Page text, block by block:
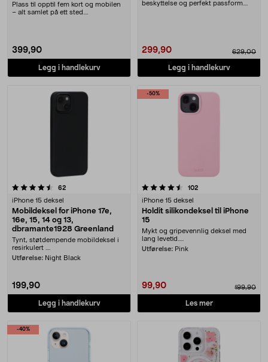
Plass til opptil fem kort og mobilen
– alt samlet på ett sted.
399,90
Legg i handlekurv
beskyttelse og perfekt passform.
299,90 629,00
Legg i handlekurv
62anmeldelser
iPhone 15 deksel
Mobildeksel for iPhone 17e,
16e, 15, 14 og 13,
dbramante1928 Greenland
Tynt, støtdempende mobildeksel i
resirkulert ....
Utførelse: Night Black
199,90
Legg i handlekurv
-50%
4.5 av 5 stjerner 102anmeldelser
iPhone 15 deksel
Holdit silikondeksel til iPhone
15
Mykt og gripevennlig deksel med
lang levetid.....
Utførelse: Pink
99,90 199,90
Les mer
-40%